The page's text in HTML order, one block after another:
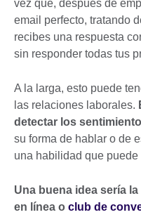
vez que, después de
email perfecto, tratando
recibes una respuesta
sin responder todas tus
A la larga, esto puede
las relaciones laborales.
detectar los
su forma de hablar o de
una habilidad que
Una buena idea sería
en línea o club de